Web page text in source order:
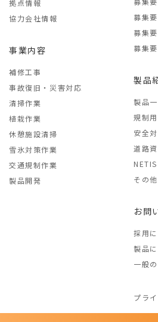
拠点情報
協力会社情報
事業内容
補修工事
事故復旧・災害対応
清掃作業
植栽作業
休憩施設清掃
雪氷対策作業
交通規制作業
製品開発
募集
募集
募集
製品
製品
規制
安全
道路
NETIS
その他
お問
採用
製品
一般
プラ